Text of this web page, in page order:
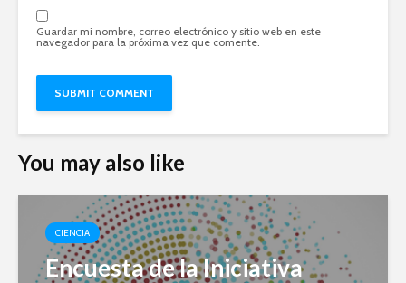
Guardar mi nombre, correo electrónico y sitio web en este
navegador para la próxima vez que comente.
You may also like
CIENCIA
Encuesta de la Iniciativa